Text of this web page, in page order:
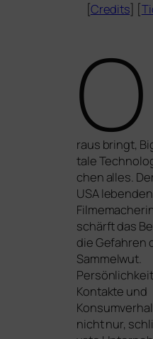
[Credits] [
O
raus bringt,
ta­le
chen alles.
USA
schärft das
die Gefahren
Sammelwut.
Kontakte und
nicht nur,